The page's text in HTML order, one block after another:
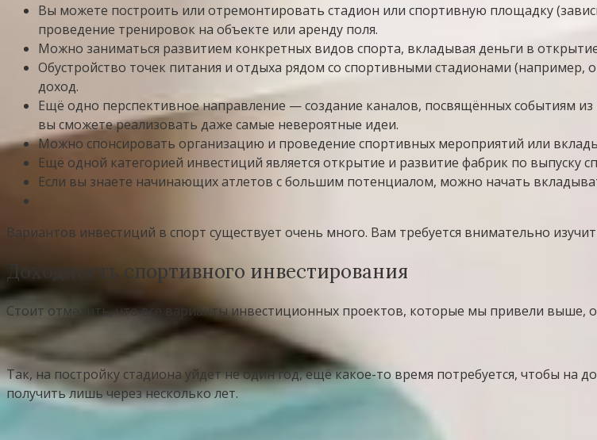
Вы можете построить или отремонтировать стадион или спортивную площадку
проведение тренировок на объекте или аренду поля.
Можно заниматься развитием конкретных видов спорта, вкладывая деньги в
Обустройство точек питания и отдыха рядом со спортивными стадионами
доход.
Ещё одно перспективное направление — создание каналов, посвящённых событиям
вы сможете реализовать даже самые невероятные идеи.
Можно спонсировать организацию и проведение спортивных мероприятий или
Ещё одной категорией инвестиций является открытие и развитие фабрик по выпуску
Если вы знаете начинающих атлетов с большим потенциалом, можно начать
Вариантов инвестиций в спорт существует очень много. Вам требуется внимательно
Доходность спортивного инвестирования
Стоит отметить, что все варианты инвестиционных проектов, которые мы привели выше,
Так, на постройку стадиона уйдёт не один год, ещё какое-то время потребуется, чтобы на
получить лишь через несколько лет.